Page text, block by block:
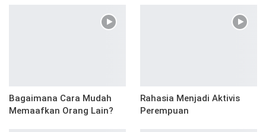
Bagaimana Cara Mudah
Memaafkan Orang Lain?
Rahasia Menjadi Aktivis
Perempuan